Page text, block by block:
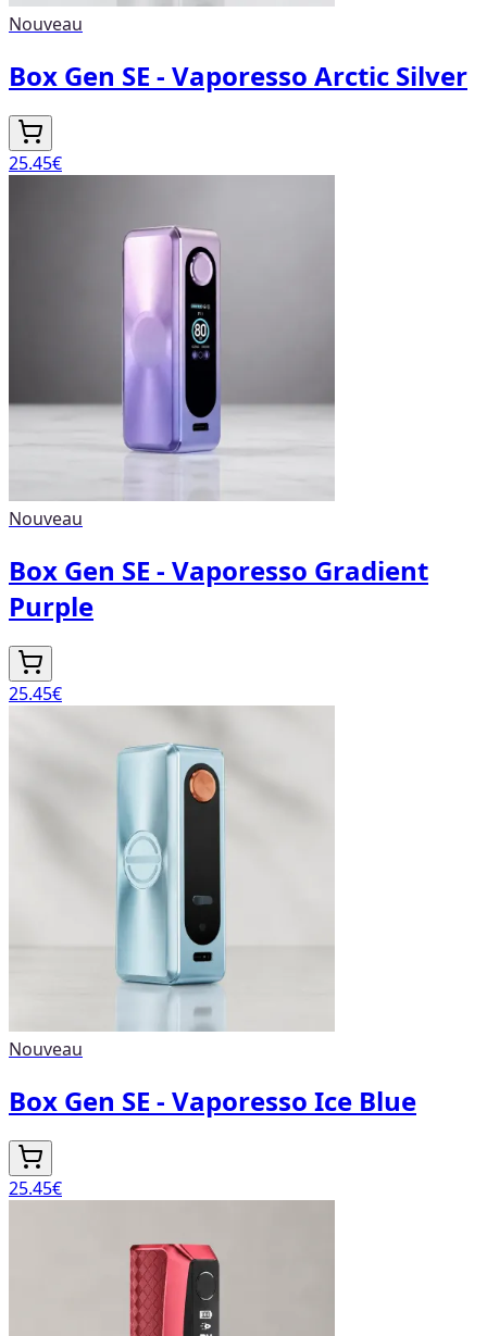
Nouveau
Box Gen SE - Vaporesso Arctic Silver
25.45€
Nouveau
Box Gen SE - Vaporesso Gradient
Purple
25.45€
Nouveau
Box Gen SE - Vaporesso Ice Blue
25.45€